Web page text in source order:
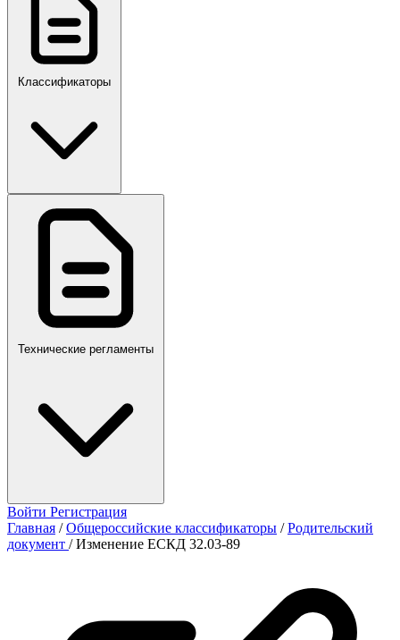
ПР,Р,ПМГ,РМГ
Классификаторы
Технические регламенты
Войти Регистрация
Главная / Общероссийские классификаторы / Родительский
документ / Изменение ЕСКД 32.03-89